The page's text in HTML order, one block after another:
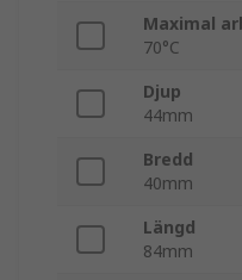
Maximal
70°C
Djup
44mm
Bredd
40mm
Längd
84mm